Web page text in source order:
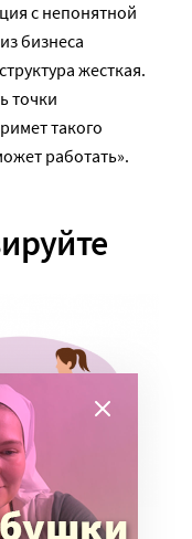
с непонятной
бизнеса
жесткая.
точки
такого
работать».